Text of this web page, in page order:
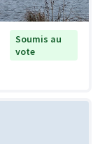
Soumis au
vote